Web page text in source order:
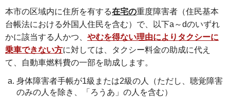
本市の区域内に住所を有する在宅の重度障害者（住民基本
台帳法における外国人住民を含む）で、以下a～dのいずれ
かに該当する人かつ、 やむを得ない理由によりタクシーに
乗車できない方に対しては、タクシー料金の助成に代え
て、自動車燃料費の一部を助成します。
身体障害者手帳が1級または2級の人（ただし、聴覚障害
のみの人を除き、「ろうあ」の人を含む）